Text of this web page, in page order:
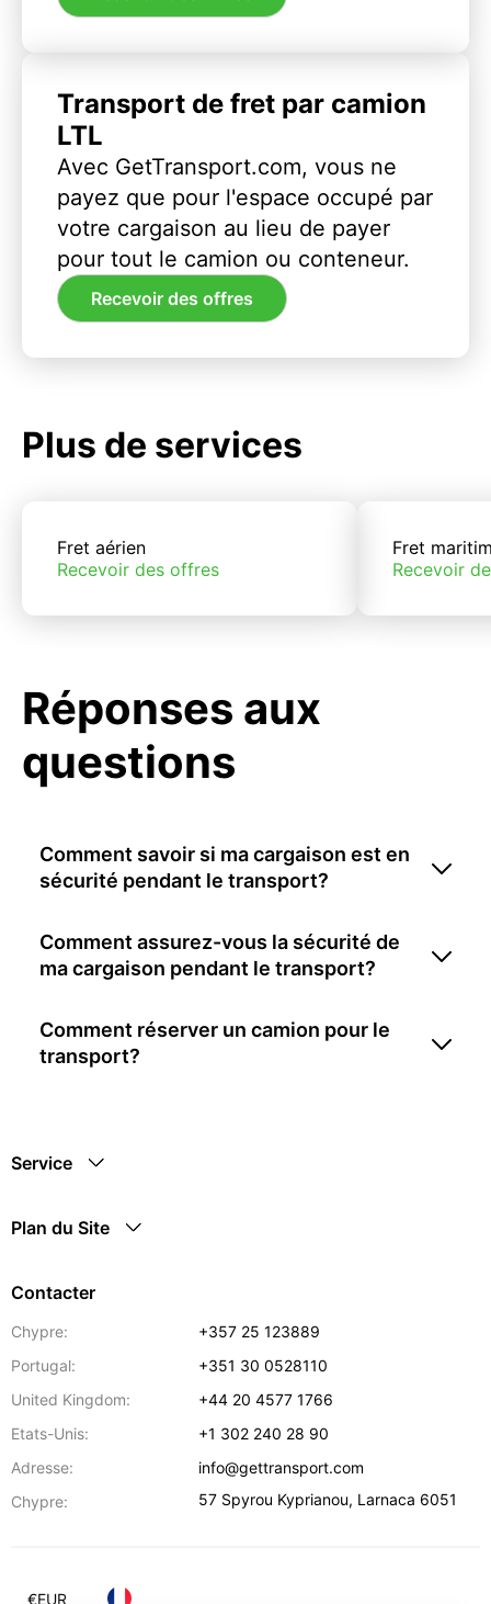
Transport de fret par camion
LTL
Avec GetTransport.com, vous ne
payez que pour l'espace occupé par
votre cargaison au lieu de payer
pour tout le camion ou conteneur.
Recevoir des offres
Plus de services
Fret aérien
Recevoir des offres
Fret
Recevoir
Réponses aux
questions
Comment savoir si ma cargaison est en
sécurité pendant le transport?
Comment assurez-vous la sécurité de
ma cargaison pendant le transport?
Comment réserver un camion pour le
transport?
Service
Plan du Site
Contacter
Chypre:
+357 25 123889
Portugal:
+351 30 0528110
United Kingdom:
+44 20 4577 1766
Etats-Unis:
+1 302 240 28 90
Adresse:
info@gettransport.com
Chypre:
57 Spyrou Kyprianou, Larnaca 6051
€EUR